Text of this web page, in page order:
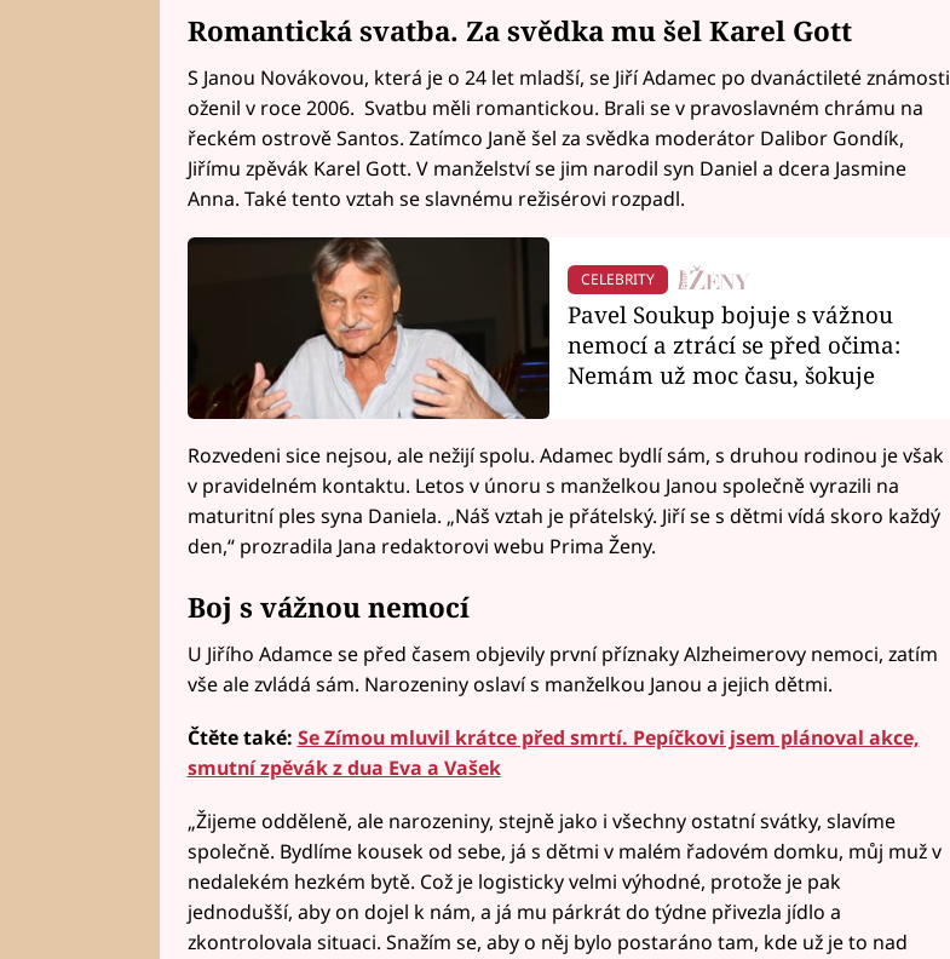
Romantická svatba. Za svědka mu šel Karel Gott
S Janou Novákovou, která je o 24 let mladší, se Jiří Adamec po dvanáctileté známosti
oženil v roce 2006. Svatbu měli romantickou. Brali se v pravoslavném chrámu na
řeckém ostrově Santos. Zatímco Janě šel za svědka moderátor Dalibor Gondík,
Jiřímu zpěvák Karel Gott. V manželství se jim narodil syn Daniel a dcera Jasmine
Anna. Také tento vztah se slavnému režisérovi rozpadl.
CELEBRITY
Pavel Soukup bojuje s vážnou
nemocí a ztrácí se před očima:
Nemám už moc času, šokuje
Rozvedeni sice nejsou, ale nežijí spolu. Adamec bydlí sám, s druhou rodinou je však
v pravidelném kontaktu. Letos v únoru s manželkou Janou společně vyrazili na
maturitní ples syna Daniela. „Náš vztah je přátelský. Jiří se s dětmi vídá skoro každý
den,“ prozradila Jana redaktorovi webu Prima Ženy.
Boj s vážnou nemocí
U Jiřího Adamce se před časem objevily první příznaky Alzheimerovy nemoci, zatím
vše ale zvládá sám. Narozeniny oslaví s manželkou Janou a jejich dětmi.
Čtěte také: Se Zímou mluvil krátce před smrtí. Pepíčkovi jsem plánoval akce,
smutní zpěvák z dua Eva a Vašek
„Žijeme odděleně, ale narozeniny, stejně jako i všechny ostatní svátky, slavíme
společně. Bydlíme kousek od sebe, já s dětmi v malém řadovém domku, můj muž v
nedalekém hezkém bytě. Což je logisticky velmi výhodné, protože je pak
jednodušší, aby on dojel k nám, a já mu párkrát do týdne přivezla jídlo a
zkontrolovala situaci. Snažím se, aby o něj bylo postaráno tam, kde už je to nad